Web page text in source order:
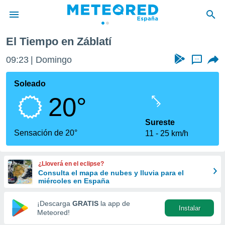
de
por
que se
calidad.
a este
las
y
forma
digital
basada
El Tiempo en Záblatí
09:23 Domingo ...
Soleado
20°
Sensación de 20°
Sureste
11
25 km/h
¿Lloverá en el eclipse?
Consulta el mapa de nubes y lluvia para el
miércoles en España
¡Descarga GRATIS la app de
Meteored!
Instalar